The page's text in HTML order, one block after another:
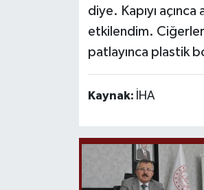
diye. Kapıyı açınca
etkilendim.
patlayınca plastik
Kaynak: İHA